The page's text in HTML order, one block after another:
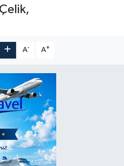
A- A+